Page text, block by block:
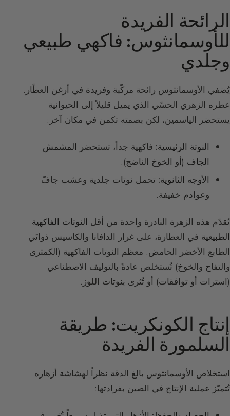
الرائحة الفريدة
للأوسمانثوس: فاكهي طبيعي
وجلدي
يُضفي الأوسمانثوس رائحة مركّبة وفريدة في أرغن العطّار.
عطره الزهري الحسّي الذي يميل قليلاً إلى الحيوانية
يستحضر الياسمين، لكن بصمته تكمن في مكان آخر:
النوتة الرئيسية: فاكهية جداً، تستحضر المشمش
الجاف (أو الخوخ الناضج).
الأوجه الثانوية: تحمل نوتات جلدية وعشب جافّ
وعوادم خفيفة.
تُقدّم هذه الزهرة النادرة واحدة من أقل النوتات الفاكهية
الطبيعية في العطارة، على غرار الدافانا والكاسيس ذواتَي
الطابع الأخضر الحامض. معظم النوتات الفاكهية (الكمثرى
والتفاح والخوخ) تُستخلص عادةً بالتوليف الاصطناعي
(استرات أو توافقات) أو تُثرى بنوتات اللوز.
إنتاج الكونكريت: طريقة
السلمورة الفريدة
استخلاص الأوسمانثوس بالغ الدقة نظراً لهشاشة أزهاره.
تُتميّز عملية الإنتاج في الصين بفرادتها: